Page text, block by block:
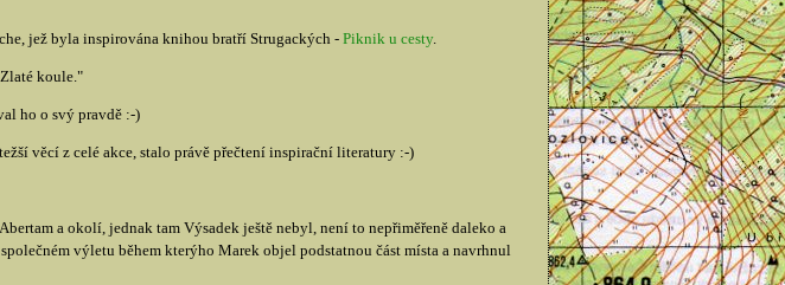
jež byla inspirována knihou bratří Strugackých - Piknik u cesty.
koule."
ho o svý pravdě :-)
věcí z celé akce, stalo právě přečtení inspirační literatury :-)
a okolí, jednak tam Výsadek ještě nebyl, není to nepřiměřeně daleko a
výletu během kterýho Marek objel podstatnou část místa a navrhnul